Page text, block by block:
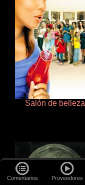
Comentarios Proveedores
Salón de belleza